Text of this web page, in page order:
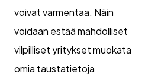
voivat varmentaa. Näin
voidaan estää mahdolliset
vilpilliset yritykset muokata
omia taustatietoja